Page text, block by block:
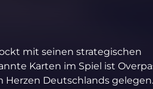
mit seinen strategischen
Karten im Spiel ist
Herzen Deutschlands